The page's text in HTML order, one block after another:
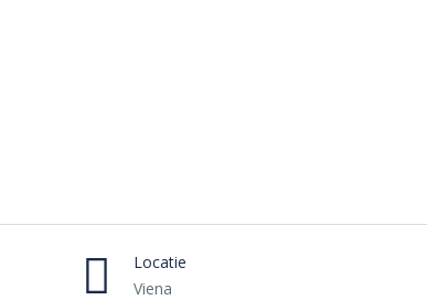
Locatie
Viena